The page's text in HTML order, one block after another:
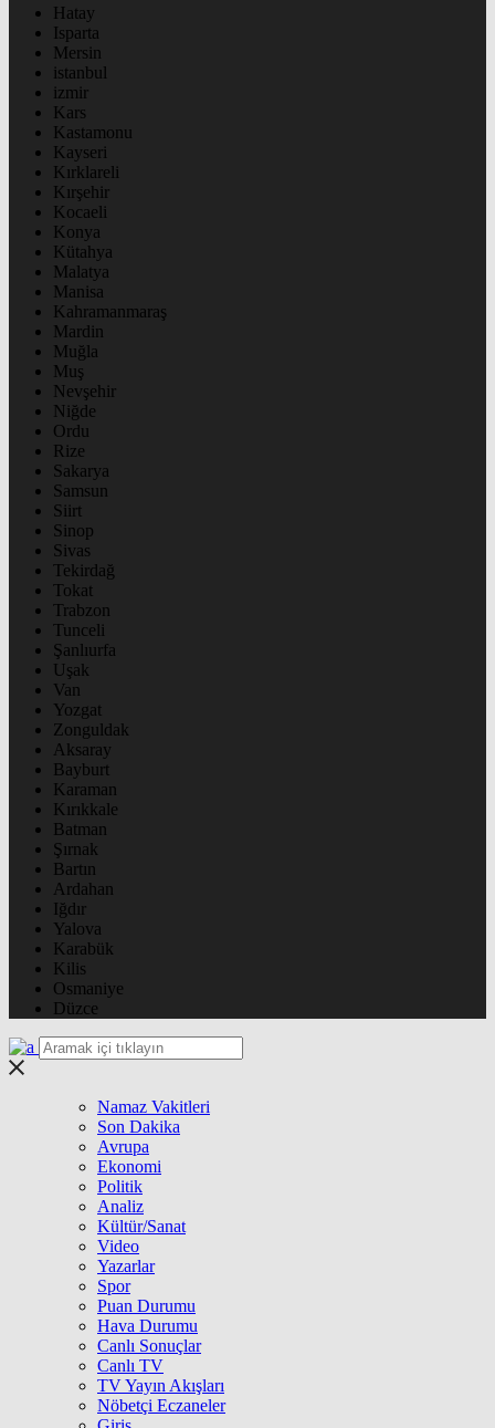
Hatay
Isparta
Mersin
istanbul
izmir
Kars
Kastamonu
Kayseri
Kırklareli
Kırşehir
Kocaeli
Konya
Kütahya
Malatya
Manisa
Kahramanmaraş
Mardin
Muğla
Muş
Nevşehir
Niğde
Ordu
Rize
Sakarya
Samsun
Siirt
Sinop
Sivas
Tekirdağ
Tokat
Trabzon
Tunceli
Şanlıurfa
Uşak
Van
Yozgat
Zonguldak
Aksaray
Bayburt
Karaman
Kırıkkale
Batman
Şırnak
Bartın
Ardahan
Iğdır
Yalova
Karabük
Kilis
Osmaniye
Düzce
Namaz Vakitleri
Son Dakika
Avrupa
Ekonomi
Politik
Analiz
Kültür/Sanat
Video
Yazarlar
Spor
Puan Durumu
Hava Durumu
Canlı Sonuçlar
Canlı TV
TV Yayın Akışları
Nöbetçi Eczaneler